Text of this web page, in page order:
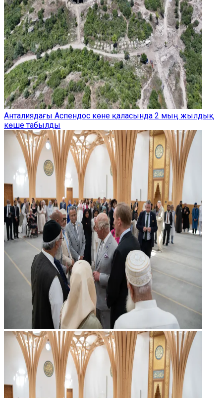
Анталиядағы Аспендос көне қаласында 2 мың жылдық
көше табылды